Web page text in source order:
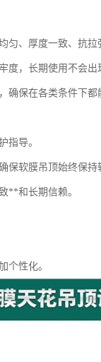
匀、厚度一致、抗拉
，长期使用不会出
保在各类条件下都
指导。
保软膜吊顶始终保持
**和长期信赖。
个性化。